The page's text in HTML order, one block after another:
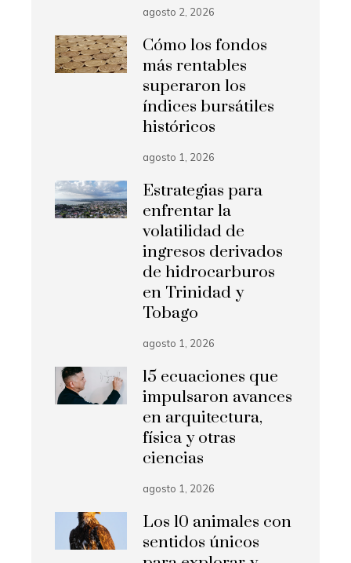
agosto 2, 2026
Cómo los fondos
más rentables
superaron los
índices bursátiles
históricos
agosto 1, 2026
Estrategias para
enfrentar la
volatilidad de
ingresos derivados
de hidrocarburos
en Trinidad y
Tobago
agosto 1, 2026
15 ecuaciones que
impulsaron avances
en arquitectura,
física y otras
ciencias
agosto 1, 2026
Los 10 animales con
sentidos únicos